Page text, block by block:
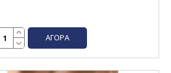
ΑΓΟΡΆ